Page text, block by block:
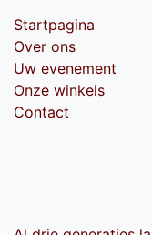
Startpagina
Over ons
Uw evenement
Onze winkels
Contact